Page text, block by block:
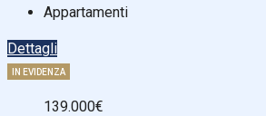
Appartamenti
Dettagli
IN EVIDENZA
139.000€